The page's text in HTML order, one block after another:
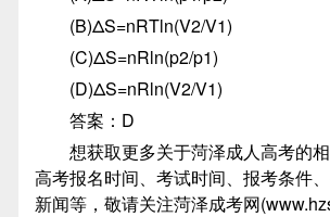
(B)ΔS=nRTln(V2/V1)
(C)ΔS=nRln(p2/p1)
(D)ΔS=nRln(V2/V1)
答案：D
想获取更多关于菏泽成人高考的相
高考报名时间、考试时间、报考条件
新闻等，敬请关注菏泽成考网